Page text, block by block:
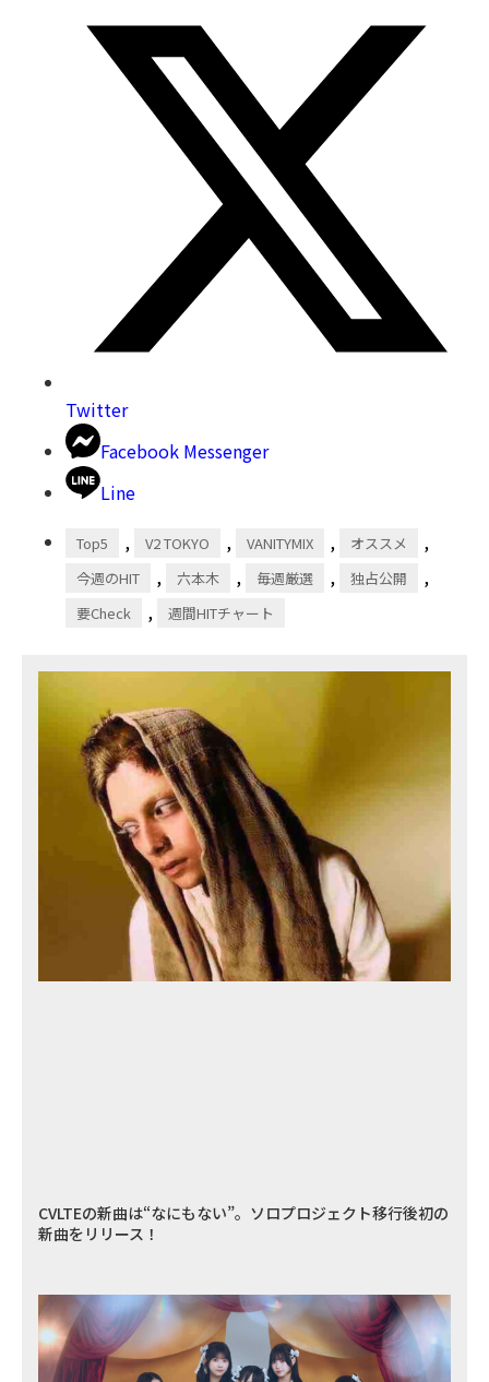
Twitter
Facebook Messenger
Line
Top5 , V2 TOKYO , VANITYMIX , オススメ ,
今週のHIT , 六本木 , 毎週厳選 , 独占公開 ,
要Check , 週間HITチャート
CVLTEの新曲は“なにもない”。ソロプロジェクト移行後初の
新曲をリリース！